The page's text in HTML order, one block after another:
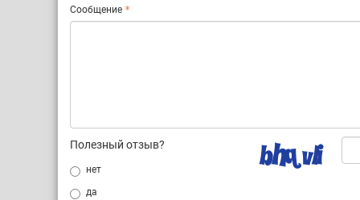
Сообщение
Полезный отзыв?
нет
да